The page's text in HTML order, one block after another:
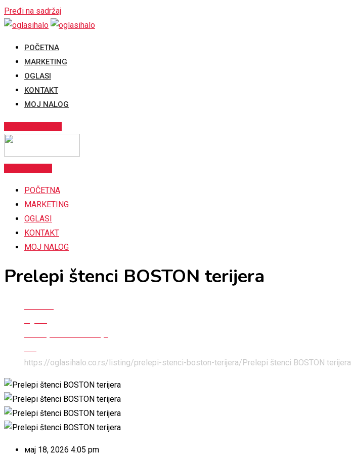
Pređi na sadržaj
POČETNA
MARKETING
OGLASI
KONTAKT
MOJ NALOG
POČETNA
MARKETING
OGLASI
KONTAKT
MOJ NALOG
Prelepi štenci BOSTON terijera
https://oglasihalo.co.rs/listing/prelepi-stenci-boston-terijera/ Prelepi štenci BOSTON terijera
мај 18, 2026 4:05 pm